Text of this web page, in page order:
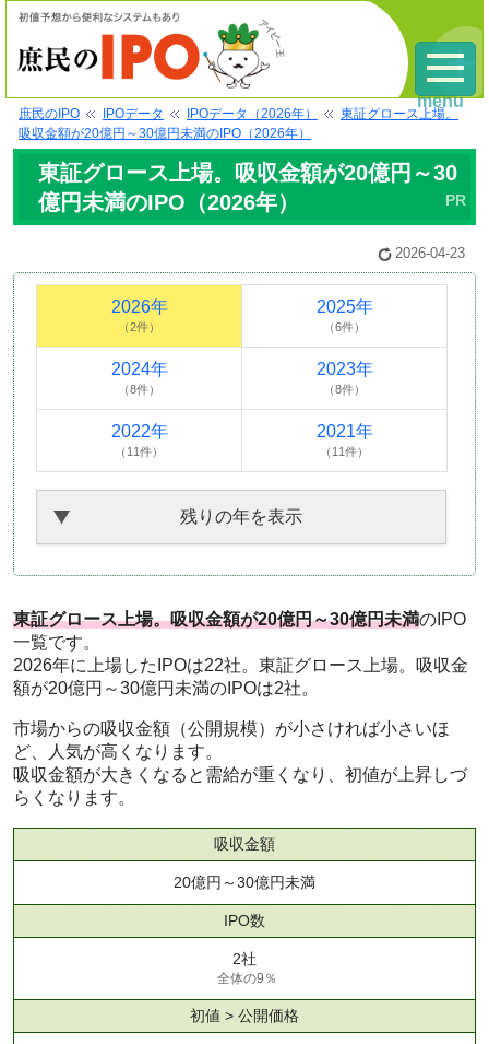
庶民のIPO IPOデータ IPOデータ（2026年）
東証グロース上場。
吸収金額が20億円～30億円未満のIPO（2026年）
東証グロース上場。吸収金額が20億円～30
億円未満のIPO（2026年）
2026-04-23
2026年
（2件）
2025年
（6件）
2024年
（8件）
2023年
（8件）
2022年
（11件）
2021年
（11件）
残りの年を表示
東証グロース上場。吸収金額が20億円～30億円未満のIPO
一覧です。
2026年に上場したIPOは22社。東証グロース上場。吸収金
額が20億円～30億円未満のIPOは2社。
市場からの吸収金額（公開規模）が小さければ小さいほ
ど、人気が高くなります。
吸収金額が大きくなると需給が重くなり、初値が上昇しづ
らくなります。
吸収金額
20億円～30億円未満
IPO数
2社
全体の9％
初値 > 公開価格
menu